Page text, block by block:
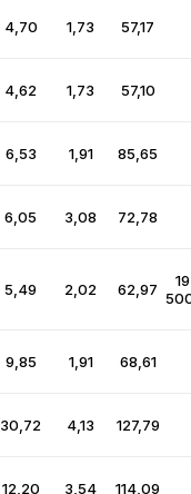
4,70 1,73 57,17
4,62 1,73 57,10
6,53 1,91 85,65
6,05 3,08 72,78
5,49 2,02 62,97
9,85 1,91 68,61
30,72 4,13 127,79
12,20 3,54 114,09